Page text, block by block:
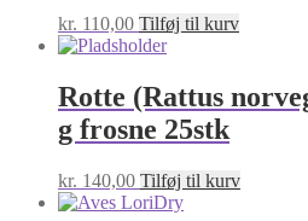
kr. 110,00 Tilføj til kurv
Rotte (Rattus
g frosne 25stk
kr. 140,00 Tilføj til kurv